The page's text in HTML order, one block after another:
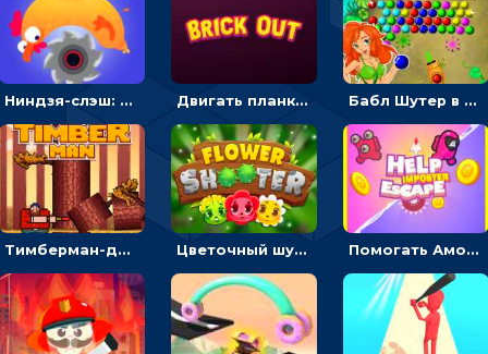
Ниндзя-слэш: запускай оружие по целям и становись мастером сюрикенов Двигать планку и бить шариком по цветным блокам - гиперказуальная Бабл Шутер в джунглях: стрелять шариками по цветным целям
Тимберман-дровосек: меняй сторону и руби дерево Цветочный шутер: стрелять пчелками по цветам Помогать Амонг Ас бежать из комнаты через преграды - приключения